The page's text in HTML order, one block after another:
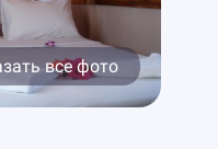
все фото